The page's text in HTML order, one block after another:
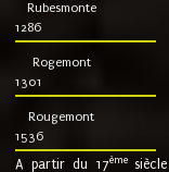
Rubesmonte
1286
Rogemont
1301
Rougemont
1536
A partir du 17ème